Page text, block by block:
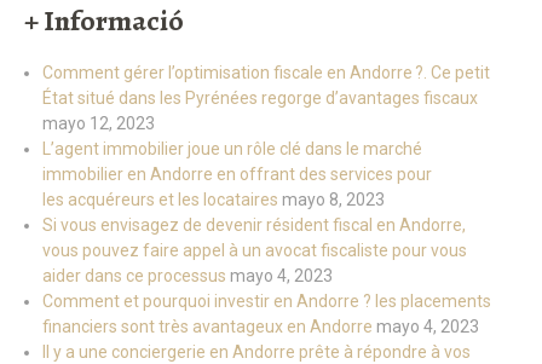
+ Informació
Comment gérer l’optimisation fiscale en Andorre ?. Ce petit
État situé dans les Pyrénées regorge d’avantages fiscaux
mayo 12, 2023
L’agent immobilier joue un rôle clé dans le marché
immobilier en Andorre en offrant des services pour
les acquéreurs et les locataires mayo 8, 2023
Si vous envisagez de devenir résident fiscal en Andorre,
vous pouvez faire appel à un avocat fiscaliste pour vous
aider dans ce processus mayo 4, 2023
Comment et pourquoi investir en Andorre ? les placements
financiers sont très avantageux en Andorre mayo 4, 2023
Il y a une conciergerie en Andorre prête à répondre à vos